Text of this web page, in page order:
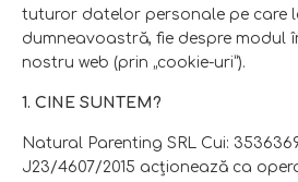
tuturor datelor personale pe care
dumneavoastră, fie despre modul
nostru web (prin „cookie-uri”).
1. CINE SUNTEM?
Natural Parenting SRL Cui:
J23/4607/2015 acţionează ca